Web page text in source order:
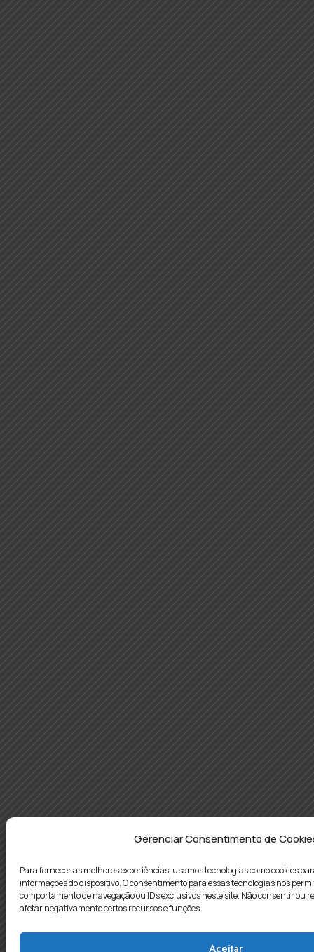
Gerenciar Consentimento de
Para fornecer as melhores experiências, usamos tecnologias como cookies
informações do dispositivo. O consentimento para essas tecnologias nos
comportamento de navegação ou IDs exclusivos neste site. Não consentir ou
afetar negativamente certos recursos e funções.
Aceitar